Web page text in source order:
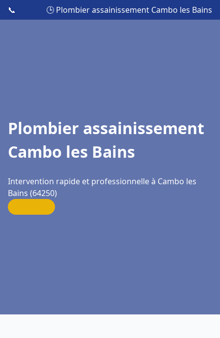
📞 🕒 Plombier assainissement Cambo les Bains
Plombier assainissement
Cambo les Bains
Intervention rapide et professionnelle à Cambo les
Bains (64250)